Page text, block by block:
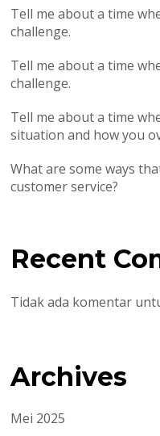
Tell me about a time
challenge.
Tell me about a time
challenge.
Tell me about a time
situation and how you
What are some ways
customer service?
Recent
Tidak ada komentar
Archives
Mei 2025